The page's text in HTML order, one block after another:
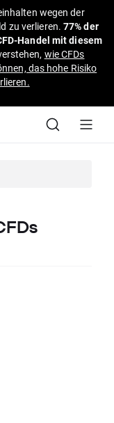
wegen der
zu verlieren.77% der
Handel mit diesem
wie CFDs
das hohe Risiko